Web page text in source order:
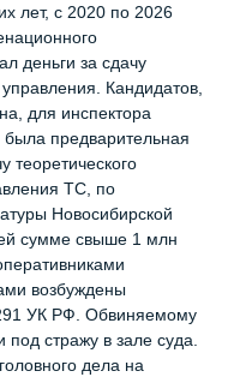
лет, с 2020 по 2026
деньги за сдачу
Кандидатов,
для инспектора
была предварительная
теоретического
ТС, по
Новосибирской
сумме свыше 1 млн
возбуждены
УК РФ. Обвиняемому
стражу в зале суда.
дела на